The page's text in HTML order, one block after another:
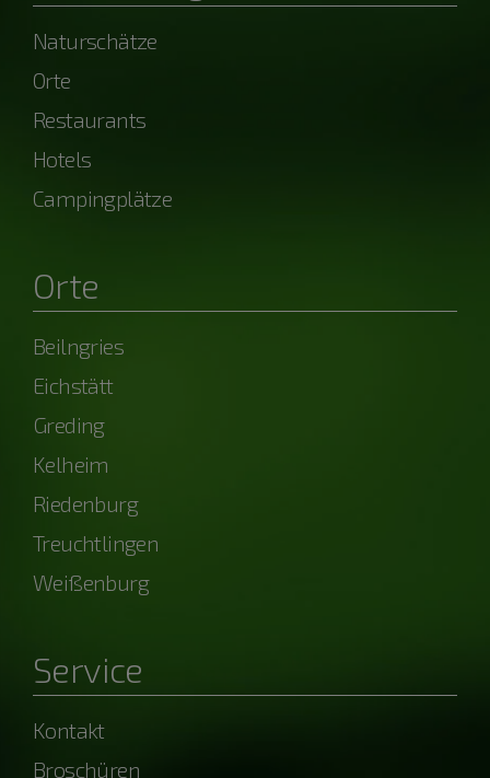
Naturschätze
Orte
Restaurants
Hotels
Campingplätze
Orte
Beilngries
Eichstätt
Greding
Kelheim
Riedenburg
Treuchtlingen
Weißenburg
Service
Kontakt
Broschüren